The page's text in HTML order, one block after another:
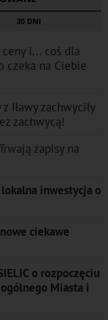
30 DNI
i... coś dla
czeka na Ciebie
Iławy zachwyciły
zachwycą!
zapisy na
inwestycja o
ciekawe
o rozpoczęciu
Miasta i